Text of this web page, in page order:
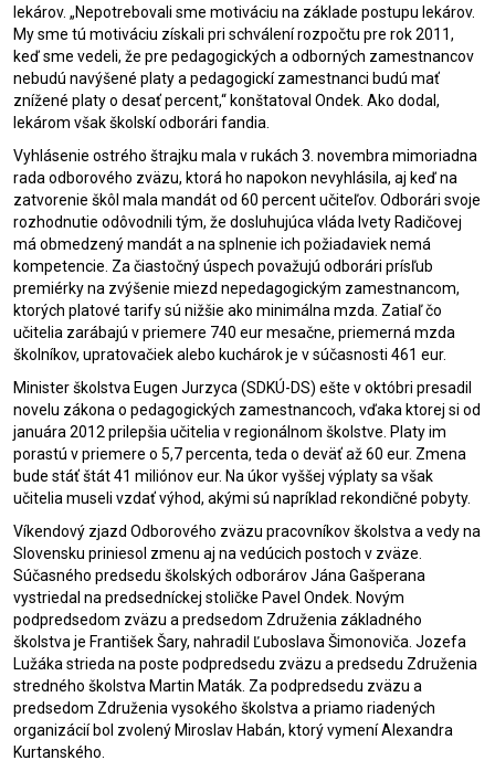
lekárov. „Nepotrebovali sme motiváciu na základe postupu lekárov.
My sme tú motiváciu získali pri schválení rozpočtu pre rok 2011,
keď sme vedeli, že pre pedagogických a odborných zamestnancov
nebudú navýšené platy a pedagogickí zamestnanci budú mať
znížené platy o desať percent,“ konštatoval Ondek. Ako dodal,
lekárom však školskí odborári fandia.
Vyhlásenie ostrého štrajku mala v rukách 3. novembra mimoriadna
rada odborového zväzu, ktorá ho napokon nevyhlásila, aj keď na
zatvorenie škôl mala mandát od 60 percent učiteľov. Odborári svoje
rozhodnutie odôvodnili tým, že dosluhujúca vláda Ivety Radičovej
má obmedzený mandát a na splnenie ich požiadaviek nemá
kompetencie. Za čiastočný úspech považujú odborári prísľub
premiérky na zvýšenie miezd nepedagogickým zamestnancom,
ktorých platové tarify sú nižšie ako minimálna mzda. Zatiaľ čo
učitelia zarábajú v priemere 740 eur mesačne, priemerná mzda
školníkov, upratovačiek alebo kuchárok je v súčasnosti 461 eur.
Minister školstva Eugen Jurzyca (SDKÚ-DS) ešte v októbri presadil
novelu zákona o pedagogických zamestnancoch, vďaka ktorej si od
januára 2012 prilepšia učitelia v regionálnom školstve. Platy im
porastú v priemere o 5,7 percenta, teda o deväť až 60 eur. Zmena
bude stáť štát 41 miliónov eur. Na úkor vyššej výplaty sa však
učitelia museli vzdať výhod, akými sú napríklad rekondičné pobyty.
Víkendový zjazd Odborového zväzu pracovníkov školstva a vedy na
Slovensku priniesol zmenu aj na vedúcich postoch v zväze.
Súčasného predsedu školských odborárov Jána Gašperana
vystriedal na predsedníckej stoličke Pavel Ondek. Novým
podpredsedom zväzu a predsedom Združenia základného
školstva je František Šary, nahradil Ľuboslava Šimonoviča. Jozefa
Lužáka strieda na poste podpredsedu zväzu a predsedu Združenia
stredného školstva Martin Maták. Za podpredsedu zväzu a
predsedom Združenia vysokého školstva a priamo riadených
organizácií bol zvolený Miroslav Habán, ktorý vymení Alexandra
Kurtanského.